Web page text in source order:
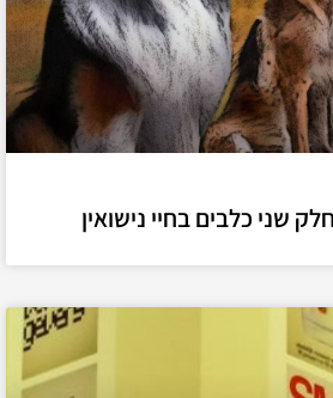
שני כלבים בחיי נישואין